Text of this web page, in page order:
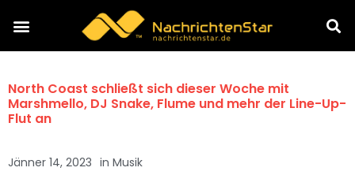
North Coast schließt sich dieser Woche mit
Marshmello, DJ Snake, Flume und mehr der Line-Up-
Flut an
Jänner 14, 2023 in Musik